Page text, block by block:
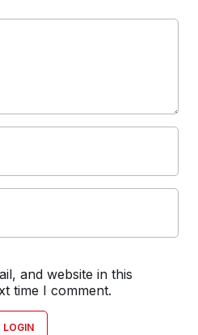
and website in this
time I comment.
LOGIN